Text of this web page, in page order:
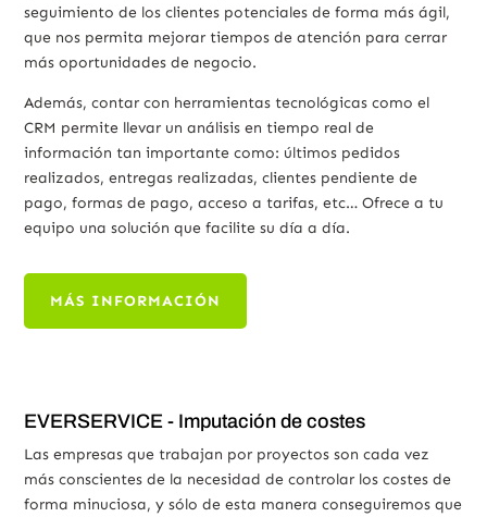
seguimiento de los clientes potenciales de forma más ágil,
que nos permita mejorar tiempos de atención para cerrar
más oportunidades de negocio.
Además, contar con herramientas tecnológicas como el
CRM permite llevar un análisis en tiempo real de
información tan importante como: últimos pedidos
realizados, entregas realizadas, clientes pendiente de
pago, formas de pago, acceso a tarifas, etc… Ofrece a tu
equipo una solución que facilite su día a día.
MÁS INFORMACIÓN
EVERSERVICE - Imputación de costes
Las empresas que trabajan por proyectos son cada vez
más conscientes de la necesidad de controlar los costes de
forma minuciosa, y sólo de esta manera conseguiremos que